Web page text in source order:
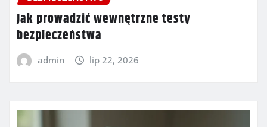
Jak prowadzić wewnętrzne testy
bezpieczeństwa
admin lip 22, 2026